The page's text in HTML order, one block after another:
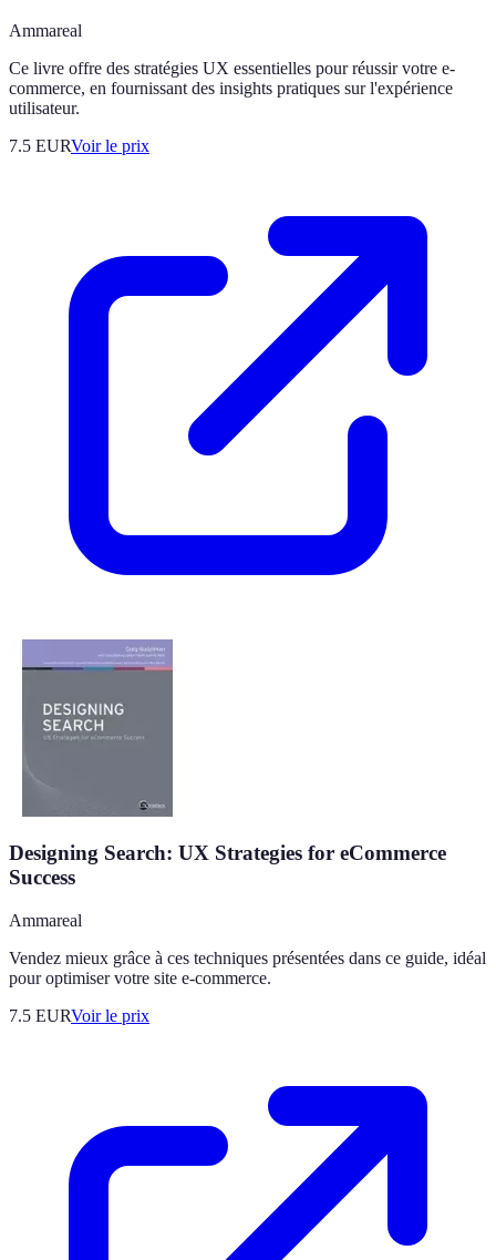
Ammareal
Ce livre offre des stratégies UX essentielles pour réussir votre e-
commerce, en fournissant des insights pratiques sur l'expérience
utilisateur.
7.5 EURVoir le prix
Designing Search: UX Strategies for eCommerce
Success
Ammareal
Vendez mieux grâce à ces techniques présentées dans ce guide, idéal
pour optimiser votre site e-commerce.
7.5 EURVoir le prix